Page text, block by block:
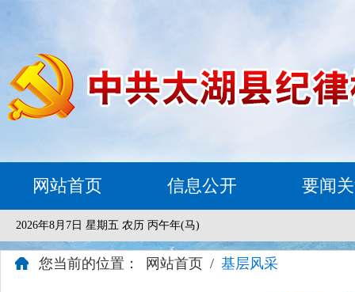
网站首页 信息公开 要闻
2026年8月7日 星期五 农历 丙午年(马)
您当前的位置： 网站首页 / 基层风采